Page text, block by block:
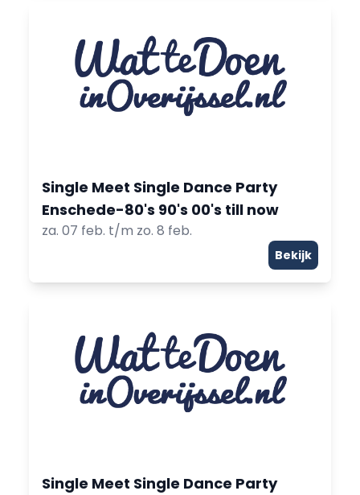
Single Meet Single Dance Party
Enschede-80's 90's 00's till now
za. 07 feb. t/m zo. 8 feb.
Bekijk
Single Meet Single Dance Party